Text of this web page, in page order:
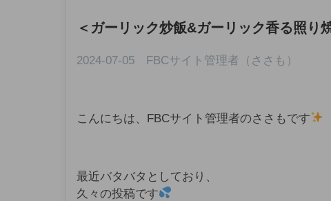
＜ ガーリック炒飯&ガーリック香る照り
2024-07-05 FBCサイト管理者（ささも）
こんにちは、FBCサイト管理者のささもです
最近バタバタとしており、
久々の投稿です